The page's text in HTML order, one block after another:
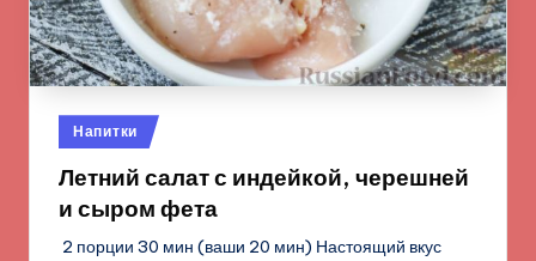
Опубликовано
в
Напитки
Летний салат с индейкой, черешней
и сыром фета
2 порции 30 мин (ваши 20 мин) Настоящий вкус